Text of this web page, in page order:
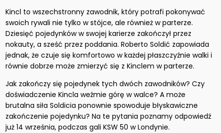
Kincl to wszechstronny zawodnik, który potrafi pokonywać
swoich rywali nie tylko w stójce, ale również w parterze.
Dziesięć pojedynków w swojej karierze zakończył przez
nokauty, a sześć przez poddania. Roberto Soldić zapowiada
jednak, że czuje się komfortowo w każdej płaszczyźnie walki i
równie dobrze może zmierzyć się z Kinclem w parterze.
Jak zakończy się pojedynek tych dwóch zawodników? Czy
doświadczenie Kincla weźmie górę w walce? A może
brutalna siła Soldicia ponownie spowoduje błyskawiczne
zakończenie pojedynku? Na te pytania poznamy odpowiedź
już 14 września, podczas gali KSW 50 w Londynie.